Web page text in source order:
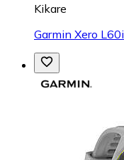
Kikare
Garmin Xero L60i